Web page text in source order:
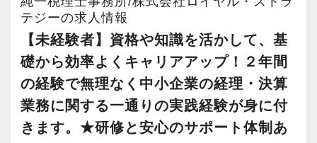
術を取り扱うお客様が多いのが特徴です。
20代が中心となっており、専門学校が近くにあ
ることから資格取得に励むスタッフが多く活躍
しています。
安定性抜群の環境で自己成長を実現できます。
社員の持つ「やる・やりたい」という気持ちを
大事にしているため、資格を持っていなくて
も、スピーディーなキャリアアップが可能で
す！
テジーの求人情報
【未経験者】資格や知識を活かして、基
礎から効率よくキャリアアップ！２年間
の経験で無理なく中小企業の経理・決算
業務に関する一通りの実践経験が身に付
きます。★研修と安心のサポート体制あ